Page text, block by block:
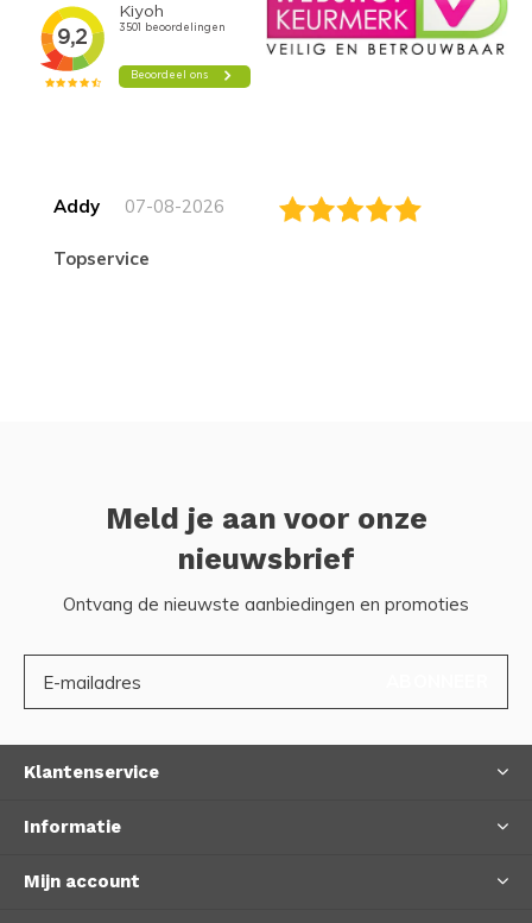
Addy 07-08-2026
topservice
Meld je aan voor onze
nieuwsbrief
Ontvang de nieuwste aanbiedingen en promoties
Klantenservice
Informatie
Mijn account